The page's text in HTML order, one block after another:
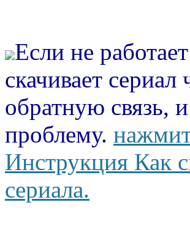
Если не
скачивает
обратную связь,
проблему.
Инструкция Как
сериала.